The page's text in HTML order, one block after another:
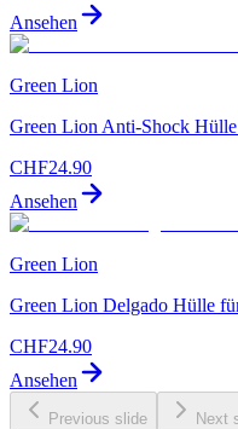
Ansehen
Green Lion
Green Lion Anti-Shock
CHF24.90
Ansehen
Green Lion
Green Lion Delgado Hülle
CHF24.90
Ansehen
Previous slide Next